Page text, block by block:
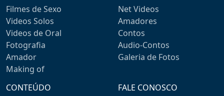
Filmes de Sexo
Videos Solos
Videos de Oral
Fotografia
Amador
Making of
Net Videos
Amadores
Contos
Audio-Contos
Galeria de Fotos
CONTEÚDO
FALE CONOSCO